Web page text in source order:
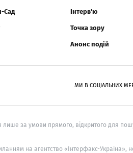
Сад Інтерв'ю
Точка зору
Анонс подій
МИ В СОЦІАЛЬНИХ
лише за умови прямого, відкритого для
на агентство «Інтерфакс-